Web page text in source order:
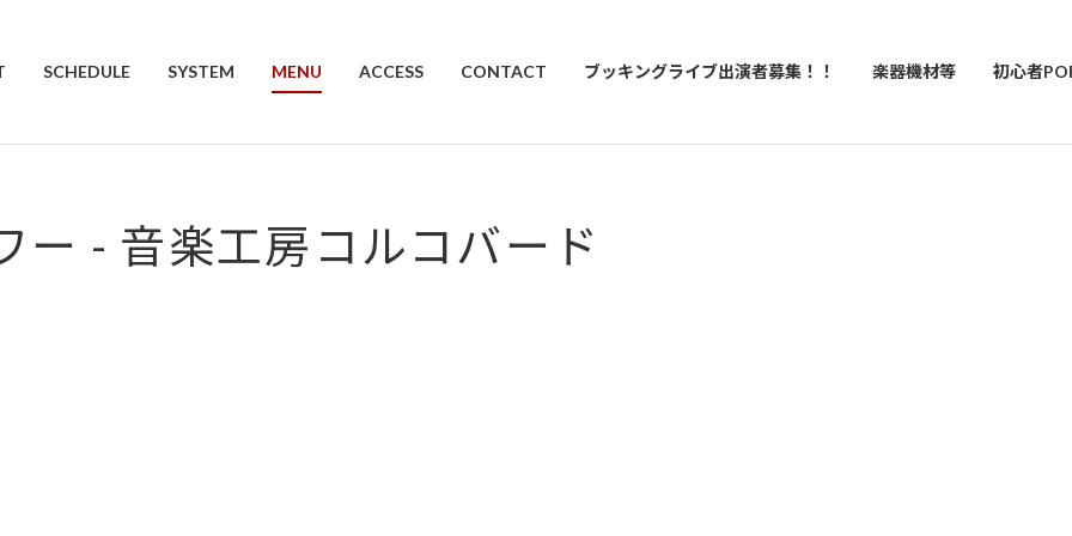
SCHEDULE SYSTEM MENU ACCESS CONTACT ブッキングライブ出演者募集！！ 楽器機材等 初心者
ー - 音楽工房コルコバード